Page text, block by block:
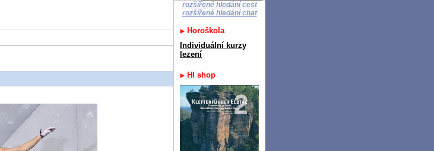
rozšířené hledání cest
rozšířené hledání chat
Horoškola
Individuální kurzy
lezení
HI shop